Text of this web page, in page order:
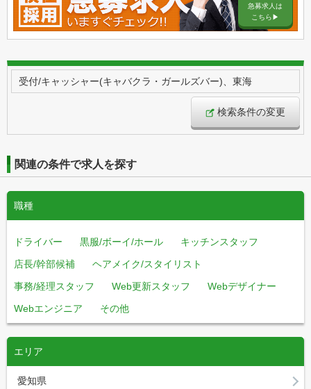
急募求人は
こちら▶︎
受付/キャッシャー(キャバクラ・ガールズバー)、東海
検索条件の変更
関連の条件で求人を探す
職種
ドライバー 黒服/ボーイ/ホール
キッチンスタッフ
店長/幹部候補
ヘアメイク/スタイリスト
事務/経理スタッフ
Web更新スタッフ
Webデザイナー
Webエンジニア
その他
エリア
愛知県